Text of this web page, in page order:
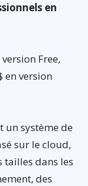
en
Free,
en version
un système de
sur le cloud,
dans les
des